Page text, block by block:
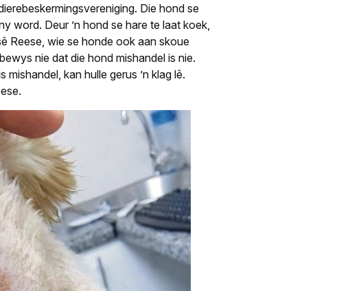
Die hond se
word. Deur ’n hond se hare te laat koek,
Reese, wie se honde ook aan skoue
nie dat die hond mishandel is nie.
kan hulle gerus ’n klag lê.